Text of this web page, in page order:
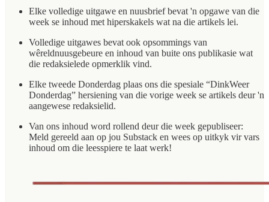
Elke volledige uitgawe en nuusbrief bevat 'n opgawe van die
week se inhoud met hiperskakels wat na die artikels lei.
Volledige uitgawes bevat ook opsommings van
wêreldnuusgebeure en inhoud van buite ons publikasie wat
die redaksielede opmerklik vind.
Elke tweede Donderdag plaas ons die spesiale “DinkWeer
Donderdag” hersiening van die vorige week se artikels deur 'n
aangewese redaksielid.
Van ons inhoud word rollend deur die week gepubliseer:
Meld gereeld aan op jou Substack en wees op uitkyk vir vars
inhoud om die leesspiere te laat werk!